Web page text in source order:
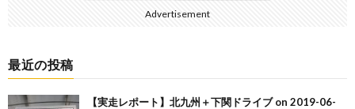
Advertisement
最近の投稿
【実走レポート】北九州＋下関ドライブ on 2019-06-